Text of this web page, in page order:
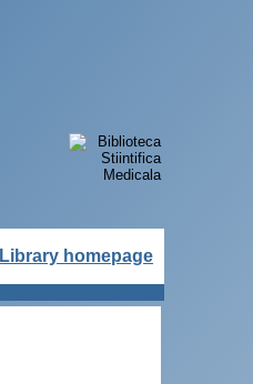
Library homepage